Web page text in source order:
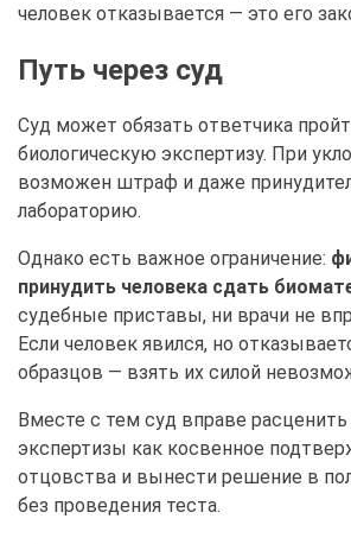
человек отказывается — это его
Путь через суд
Суд может обязать ответчика
биологическую экспертизу. При
возможен штраф и даже
лабораторию.
Однако есть важное ограничение:
принудить человека сдать
судебные приставы, ни врачи не
Если человек явился, но
образцов — взять их силой
Вместе с тем суд вправе расценить
экспертизы как косвенное
отцовства и вынести решение в
без проведения теста.